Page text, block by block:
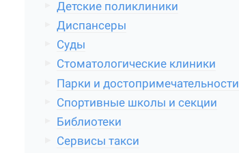
Детские поликлиники
Диспансеры
Суды
Стоматологические клиники
Парки и достопримечательности
Спортивные школы и секции
Библиотеки
Сервисы такси